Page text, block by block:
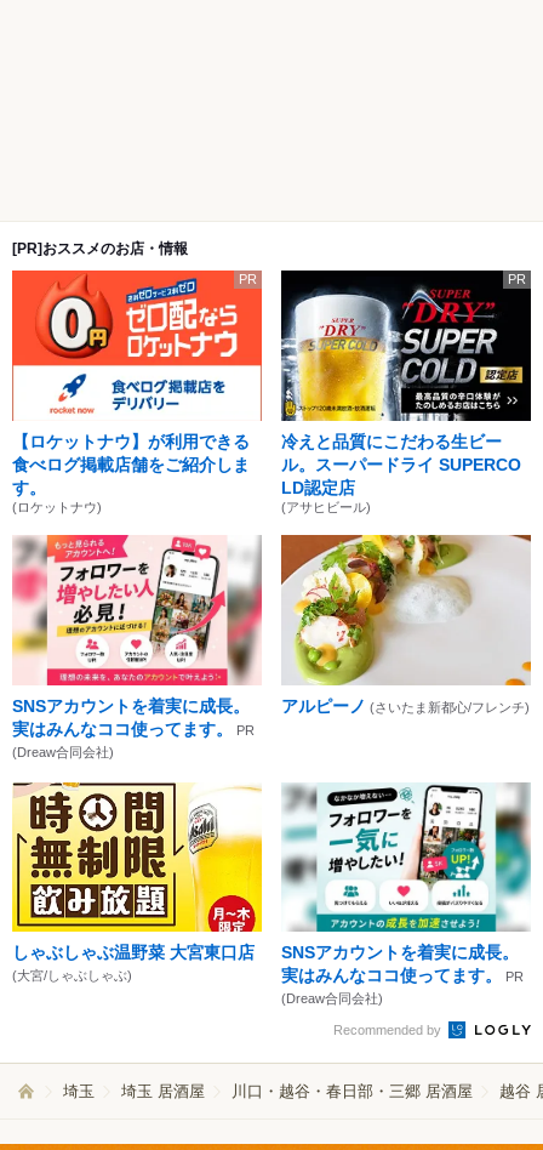
[PR]おススメのお店・情報
PR
【ロケットナウ】が利用できる
食べログ掲載店舗をご紹介しま
す。
(ロケットナウ)
PR
冷えと品質にこだわる生ビー
ル。スーパードライ SUPERCO
LD認定店
(アサヒビール)
SNSアカウントを着実に成長。
実はみんなココ使ってます。
PR
(Dreaw合同会社)
アルピーノ (さいたま新都心/フレンチ)
しゃぶしゃぶ温野菜 大宮東口店
(大宮/しゃぶしゃぶ)
SNSアカウントを着実に成長。
実はみんなココ使ってます。
PR
(Dreaw合同会社)
Recommended by
埼玉 埼玉 居酒屋 川口・越谷・春日部・三郷 居酒屋 越谷